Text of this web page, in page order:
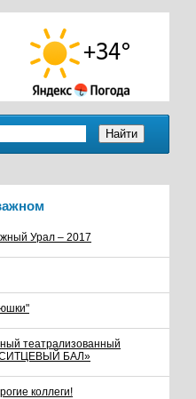
Урал – 2017
театрализованный
БАЛ»
коллеги!